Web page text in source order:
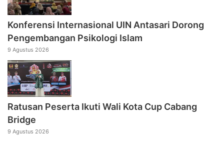
Konferensi Internasional UIN Antasari Dorong
Pengembangan Psikologi Islam
9 Agustus 2026
Ratusan Peserta Ikuti Wali Kota Cup Cabang
Bridge
9 Agustus 2026